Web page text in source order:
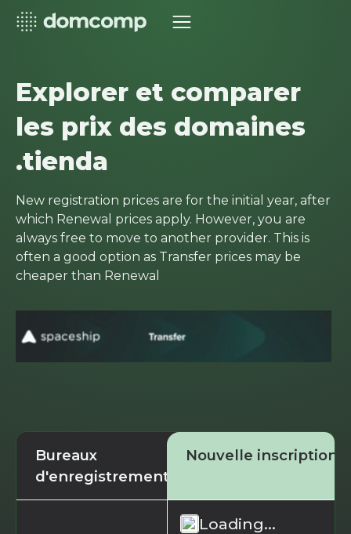
Explorer et comparer
les prix des domaines
.tienda
New registration prices are for the initial year, after
which Renewal prices apply. However, you are
always free to move to another provider. This is
often a good option as Transfer prices may be
cheaper than Renewal
Bureaux
d'enregistrement
Nouvelle inscription
Loading...